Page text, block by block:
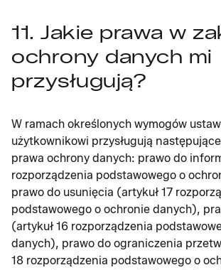
11. Jakie prawa w
ochrony danych mi
przysługują?
W ramach określonych wymogów
użytkownikowi przysługują
prawa ochrony danych: prawo do
rozporządzenia podstawowego o
prawo do usunięcia (artykuł 17
podstawowego o ochronie danych),
(artykuł 16 rozporządzenia
danych), prawo do ograniczenia
18 rozporządzenia podstawowego o